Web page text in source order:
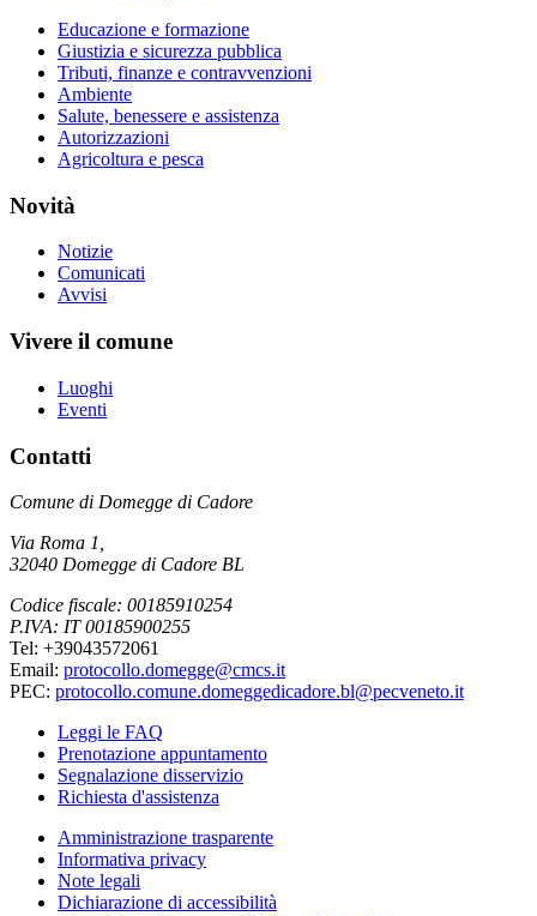
Educazione e formazione
Giustizia e sicurezza pubblica
Tributi, finanze e contravvenzioni
Ambiente
Salute, benessere e assistenza
Autorizzazioni
Agricoltura e pesca
Novità
Notizie
Comunicati
Avvisi
Vivere il comune
Luoghi
Eventi
Contatti
Comune di Domegge di Cadore
Via Roma 1,
32040 Domegge di Cadore BL
Codice fiscale: 00185910254
P.IVA: IT 00185900255
Tel: +39043572061
Email: protocollo.domegge@cmcs.it
PEC: protocollo.comune.domeggedicadore.bl@pecveneto.it
Leggi le FAQ
Prenotazione appuntamento
Segnalazione disservizio
Richiesta d'assistenza
Amministrazione trasparente
Informativa privacy
Note legali
Dichiarazione di accessibilità